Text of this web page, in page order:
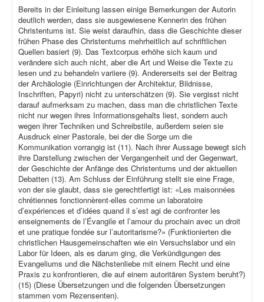
Bereits in der Einleitung lassen einige Bemerkungen der Autorin
deutlich werden, dass sie ausgewiesene Kennerin des frühen
Christentums ist. Sie weist daraufhin, dass die Geschichte dieser
frühen Phase des Christentums mehrheitlich auf schriftlichen
Quellen basiert (9). Das Textcorpus erhöhe sich kaum und
verändere sich auch nicht, aber die Art und Weise die Texte zu
lesen und zu behandeln variiere (9). Andererseits sei der Beitrag
der Archäologie (Einrichtungen der Architektur, Bildnisse,
Inschriften, Papyri) nicht zu unterschätzen (9). Sie vergisst nicht
darauf aufmerksam zu machen, dass man die christlichen Texte
nicht nur wegen ihres Informationsgehalts liest, sondern auch
wegen ihrer Techniken und Schreibstile, außerdem seien sie
Ausdruck einer Pastorale, bei der die Sorge um die
Kommunikation vorrangig ist (11). Nach ihrer Aussage bewegt sich
ihre Darstellung zwischen der Vergangenheit und der Gegenwart,
der Geschichte der Anfänge des Christentums und der aktuellen
Debatten (13). Am Schluss der Einführung stellt sie eine Frage,
von der sie glaubt, dass sie gerechtfertigt ist: «Les maisonnées
chrétiennes fonctionnèrent-elles comme un laboratoire
d’expériences et d’idées quand il s’est agi de confronter les
enseignements de l’Évangile et l’amour du prochain avec un droit
et une pratique fondée sur l’autoritarisme?» (Funktionierten die
christlichen Hausgemeinschaften wie ein Versuchslabor und ein
Labor für Ideen, als es darum ging, die Verkündigungen des
Evangeliums und die Nächstenliebe mit einem Recht und eine
Praxis zu konfrontieren, die auf einem autoritären System beruht?)
(15) (Diese Übersetzungen und die folgenden Übersetzungen
stammen vom Rezensenten).